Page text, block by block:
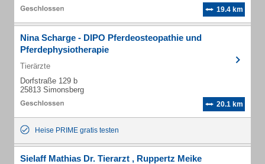
19.4 km
Nina Scharge - DIPO Pferdeosteopathie und
Pferdephysiotherapie
Tierärzte
Dorfstraße 129 b
25813 Simonsberg
20.1 km
Heise PRIME gratis testen
Sielaff Mathias Dr. Tierarzt , Ruppertz Meike